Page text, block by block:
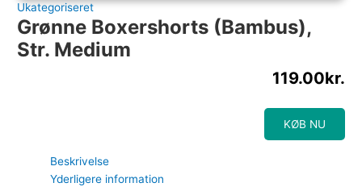
Ukategoriseret
Grønne Boxershorts (bambus),
Str. Medium
119.00kr.
KØB NU
Beskrivelse
Yderligere information